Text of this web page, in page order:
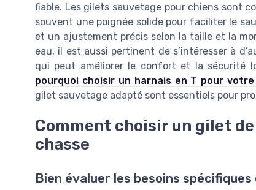
fiable. Les gilets sauvetage pour chiens sont
souvent une poignée solide pour faciliter le
et un ajustement précis selon la taille et la
eau, il est aussi pertinent de s’intéresser à
qui peut améliorer le confort et la sécurité
pourquoi choisir un harnais en T pour
gilet sauvetage adapté sont essentiels pour
Comment choisir un gilet
chasse
Bien évaluer les besoins